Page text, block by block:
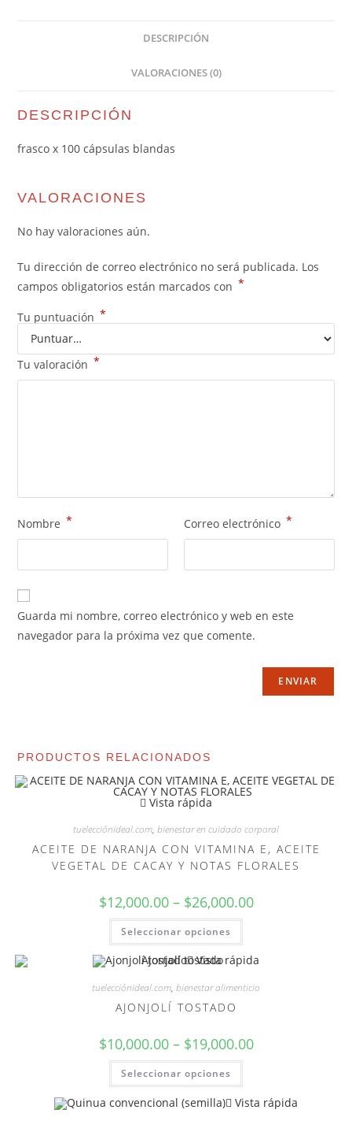
DESCRIPCIÓN
VALORACIONES (0)
DESCRIPCIÓN
frasco x 100 cápsulas blandas
VALORACIONES
No hay valoraciones aún.
Tu dirección de correo electrónico no será publicada. Los
campos obligatorios están marcados con *
Tu puntuación *
Tu valoración *
Nombre * Correo electrónico *
Guarda mi nombre, correo electrónico y web en este
navegador para la próxima vez que comente.
PRODUCTOS RELACIONADOS
Vista rápida
tuelecciónideal.com, bienestar en cuidado corporal
ACEITE DE NARANJA CON VITAMINA E, ACEITE
VEGETAL DE CACAY Y NOTAS FLORALES
$12,000.00– $26,000.00
Seleccionar opciones
Vista rápida
tuelecciónideal.com, bienestar alimenticio
AJONJOLÍ TOSTADO
$10,000.00– $19,000.00
Seleccionar opciones
Vista rápida